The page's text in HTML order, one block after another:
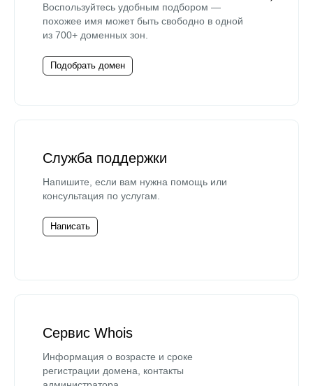
Воспользуйтесь удобным подбором —
похожее имя может быть свободно в одной
из 700+ доменных зон.
Подобрать домен
Служба поддержки
Напишите, если вам нужна помощь или
консультация по услугам.
Написать
Сервис Whois
Информация о возрасте и сроке
регистрации домена, контакты